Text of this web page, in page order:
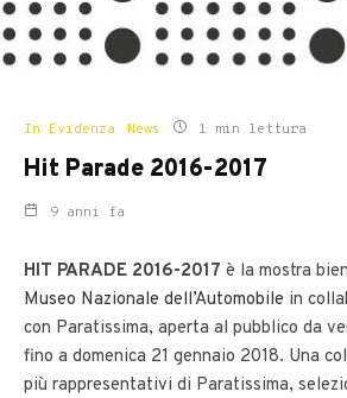
In Evidenza News 1 min lettura
Hit Parade 2016-2017
9 anni fa
HIT PARADE 2016-2017 è la mostra
Museo Nazionale dell’Automobile in
con Paratissima, aperta al pubblico da
fino a domenica 21 gennaio 2018. Una
più rappresentativi di Paratissima,